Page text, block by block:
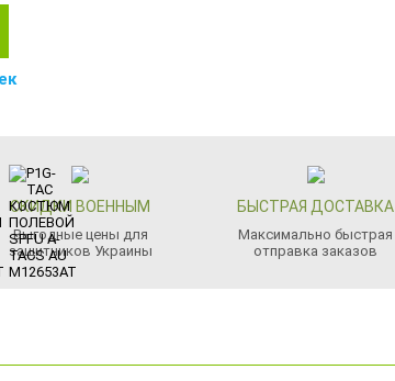
СКИДКИ ВОЕННЫМ
Выгодные цены для
защитников Украины
БЫСТРАЯ ДОСТАВКА
Максимально быстрая
отправка заказов